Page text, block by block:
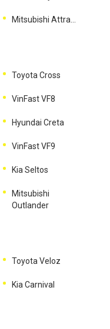
Toyota Cross
VinFast VF8
Hyundai Creta
VinFast VF9
Kia Seltos
Mitsubishi
Outlander
Toyota Veloz
Kia Carnival